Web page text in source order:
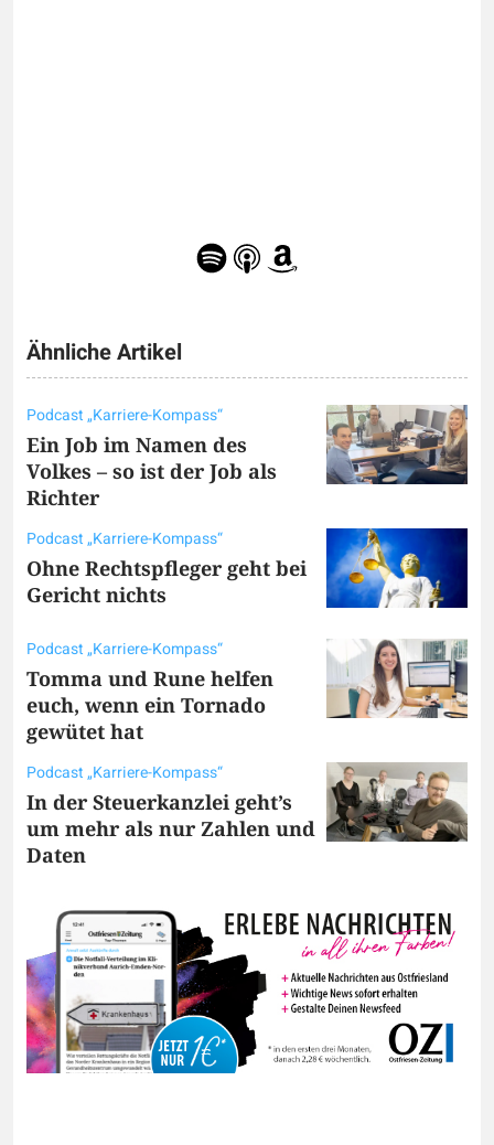
Ähnliche Artikel
Podcast „Karriere-Kompass“
Ein Job im Namen des
Volkes – so ist der Job als
Richter
Podcast „Karriere-Kompass“
Ohne Rechtspfleger geht bei
Gericht nichts
Podcast „Karriere-Kompass“
Tomma und Rune helfen
euch, wenn ein Tornado
gewütet hat
Podcast „Karriere-Kompass“
In der Steuerkanzlei geht’s
um mehr als nur Zahlen und
Daten